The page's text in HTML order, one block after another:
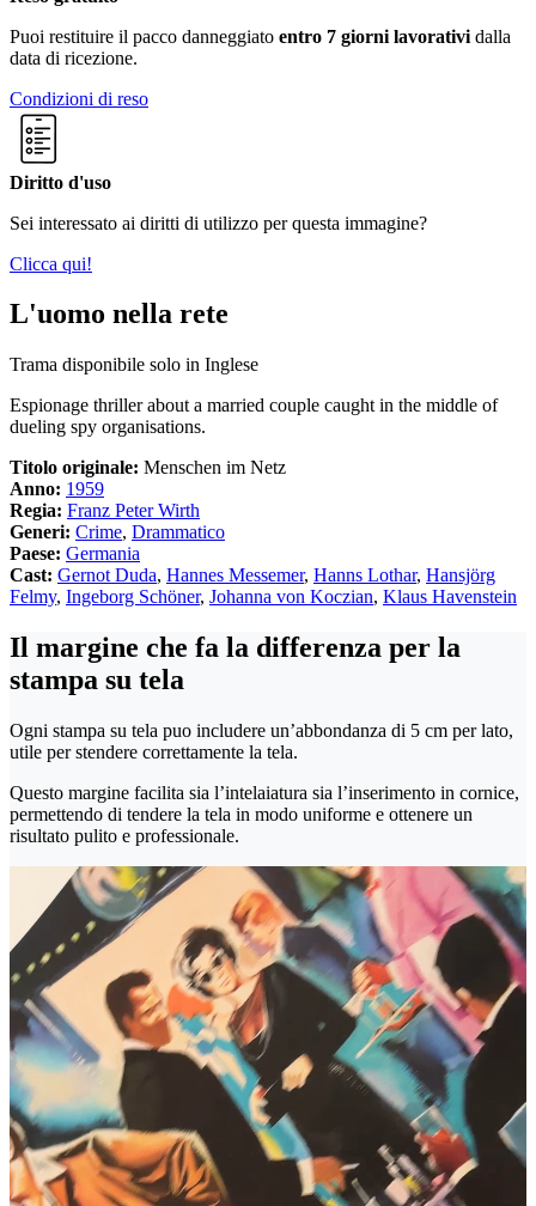
Puoi restituire il pacco danneggiato entro 7 giorni lavorativi dalla
data di ricezione.
Condizioni di reso
Diritto d'uso
Sei interessato ai diritti di utilizzo per questa immagine?
Clicca qui!
L'uomo nella rete
Trama disponibile solo in Inglese
Espionage thriller about a married couple caught in the middle of
dueling spy organisations.
Titolo originale: Menschen im Netz
Anno: 1959
Regia: Franz Peter Wirth
Generi: Crime, Drammatico
Paese: Germania
Cast: Gernot Duda, Hannes Messemer, Hanns Lothar, Hansjörg
Felmy, Ingeborg Schöner, Johanna von Koczian, Klaus Havenstein
Il margine che fa la differenza per la
stampa su tela
Ogni stampa su tela puo includere un’abbondanza di 5 cm per lato,
utile per stendere correttamente la tela.
Questo margine facilita sia l’intelaiatura sia l’inserimento in cornice,
permettendo di tendere la tela in modo uniforme e ottenere un
risultato pulito e professionale.